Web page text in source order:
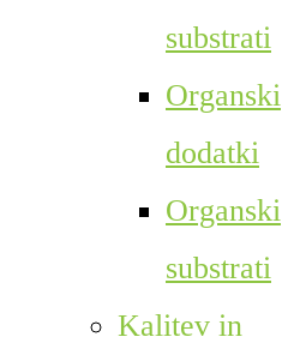
substrati
Organski
dodatki
Organski
substrati
Kalitev in